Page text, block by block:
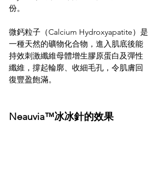
份。
微鈣粒子（Calcium Hydroxyapatite）是
一種天然的礦物化合物，進入肌底後能
持效刺激纖維母體增生膠原蛋白及彈性
纖維，撐起輪廓、收細毛孔，令肌膚回
復豐盈飽滿。
Neauvia™冰冰針的效果